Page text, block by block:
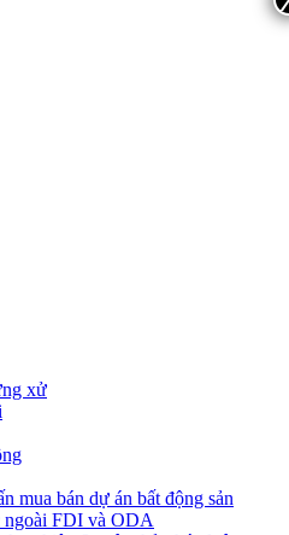
xử
mua bán dự án bất động sản
FDI và ODA